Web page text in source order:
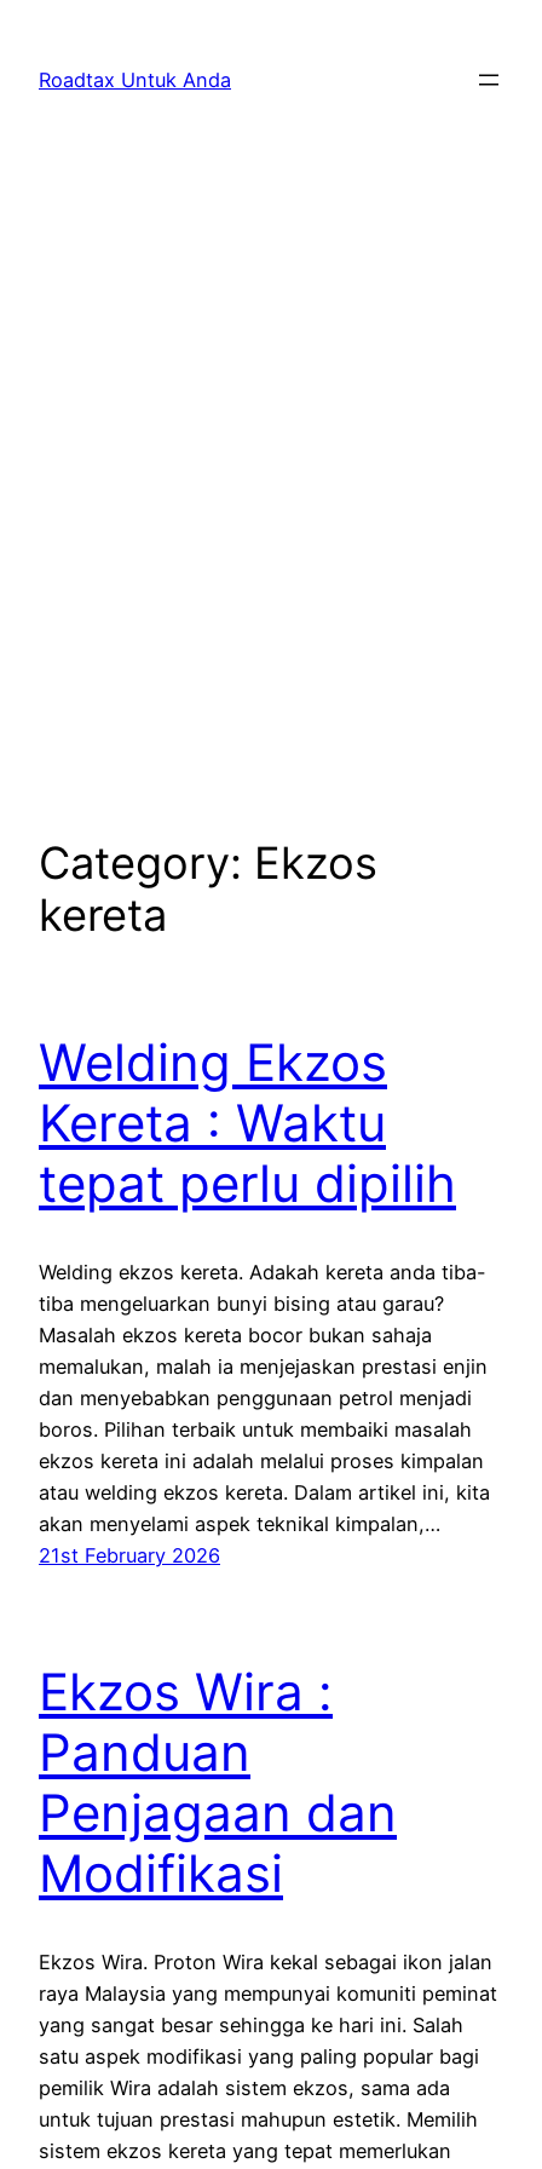
content
Roadtax Untuk Anda
Category: Ekzos
kereta
Welding Ekzos
Kereta : Waktu
tepat perlu dipilih
Welding ekzos kereta. Adakah kereta anda tiba-
tiba mengeluarkan bunyi bising atau garau?
Masalah ekzos kereta bocor bukan sahaja
memalukan, malah ia menjejaskan prestasi enjin
dan menyebabkan penggunaan petrol menjadi
boros. Pilihan terbaik untuk membaiki masalah
ekzos kereta ini adalah melalui proses kimpalan
atau welding ekzos kereta. Dalam artikel ini, kita
akan menyelami aspek teknikal kimpalan,…
21st February 2026
Ekzos Wira :
Panduan
Penjagaan dan
Modifikasi
Ekzos Wira. Proton Wira kekal sebagai ikon jalan
raya Malaysia yang mempunyai komuniti peminat
yang sangat besar sehingga ke hari ini. Salah
satu aspek modifikasi yang paling popular bagi
pemilik Wira adalah sistem ekzos, sama ada
untuk tujuan prestasi mahupun estetik. Memilih
sistem ekzos kereta yang tepat memerlukan